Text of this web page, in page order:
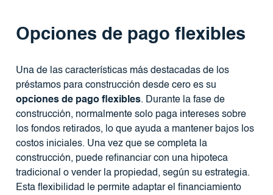
Opciones de pago flexibles
Una de las características más destacadas de los
préstamos para construcción desde cero es su
opciones de pago flexibles. Durante la fase de
construcción, normalmente solo paga intereses sobre
los fondos retirados, lo que ayuda a mantener bajos los
costos iniciales. Una vez que se completa la
construcción, puede refinanciar con una hipoteca
tradicional o vender la propiedad, según su estrategia.
Esta flexibilidad le permite adaptar el financiamiento